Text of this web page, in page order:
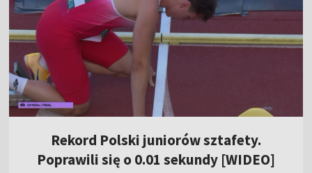
Rekord Polski juniorów sztafety.
Poprawili się o 0.01 sekundy [WIDEO]